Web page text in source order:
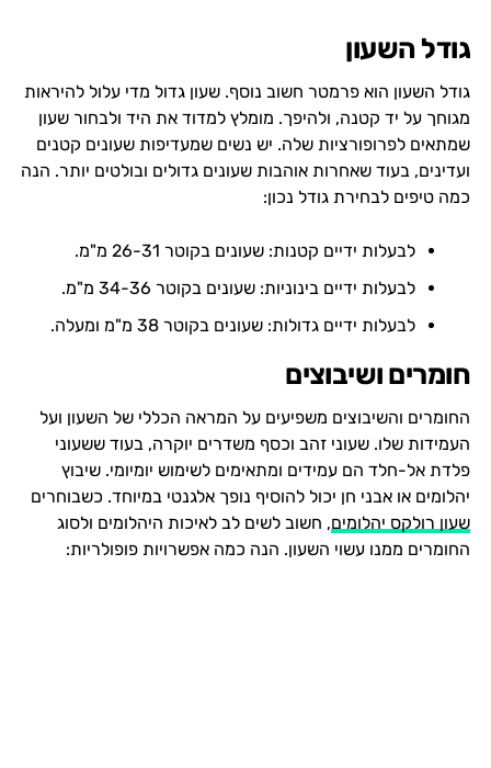
גודל השעון
גודל השעון הוא פרמטר חשוב נוסף. שעון גדול מדי עלול להיראות
מגוחך על יד קטנה, ולהיפך. מומלץ למדוד את היד ולבחור שעון
שמתאים לפרופורציות שלה. יש נשים שמעדיפות שעונים קטנים
ועדינים, בעוד שאחרות אוהבות שעונים גדולים ובולטים יותר. הנה
כמה טיפים לבחירת גודל נכון:
לבעלות ידיים קטנות: שעונים בקוטר 26-31 מ"מ.
לבעלות ידיים בינוניות: שעונים בקוטר 34-36 מ"מ.
לבעלות ידיים גדולות: שעונים בקוטר 38 מ"מ ומעלה.
חומרים ושיבוצים
החומרים והשיבוצים משפיעים על המראה הכללי של השעון ועל
העמידות שלו. שעוני זהב וכסף משדרים יוקרה, בעוד ששעוני
פלדת אל-חלד הם עמידים ומתאימים לשימוש יומיומי. שיבוץ
יהלומים או אבני חן יכול להוסיף נופך אלגנטי במיוחד. כשבוחרים
שעון רולקס יהלומים, חשוב לשים לב לאיכות היהלומים ולסוג
החומרים ממנו עשוי השעון. הנה כמה אפשרויות פופולריות: